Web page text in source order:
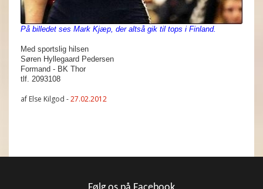
På billedet ses Mark Kjæp, der altså gik til tops i Finland.
Med sportslig hilsen
Søren Hyllegaard Pedersen
Formand - BK Thor
tlf. 2093108
af Else Kilgod -27.02.2012